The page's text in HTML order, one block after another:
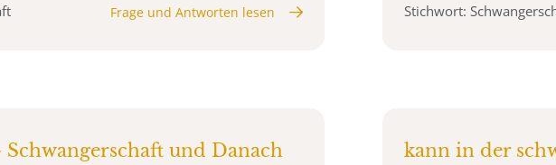
Frage und Antworten lesen Stichwort:
und Danach
kann in der